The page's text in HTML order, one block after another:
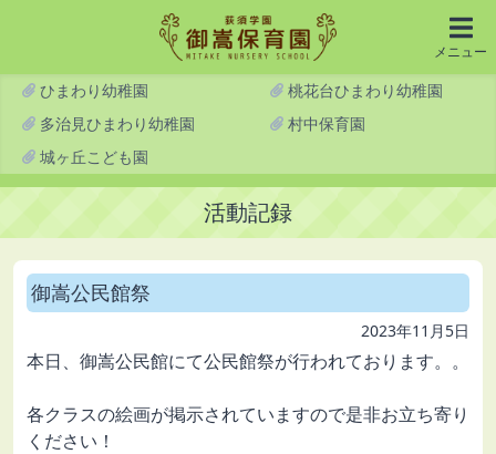
メニュー
ひまわり幼稚園
桃花台ひまわり幼稚園
多治見ひまわり幼稚園
村中保育園
城ヶ丘こども園
活動記録
御嵩公民館祭
2023年11月5日
本日、御嵩公民館にて公民館祭が行われております。。
各クラスの絵画が掲示されていますので是非お立ち寄り
ください！